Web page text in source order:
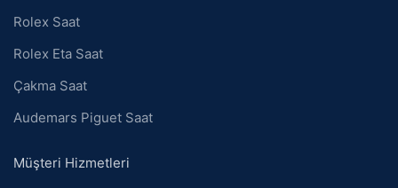
Rolex Saat
Rolex Eta Saat
Çakma Saat
Audemars Piguet Saat
Müşteri Hizmetleri